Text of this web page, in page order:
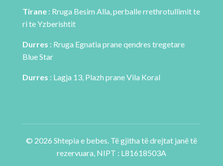
Tirane : Rruga Besim Alla, perballe rrethrotullimit te
ri te Yzberishtit
Durres : Rruga Egnatia prane qendres tregetare
Blue Star
Durres : Lagja 13, Plazh prane Vila Koral
© 2026 Shtepia e bebes. Të gjitha të drejtat janë të
rezervuara, NIPT : L81618503A